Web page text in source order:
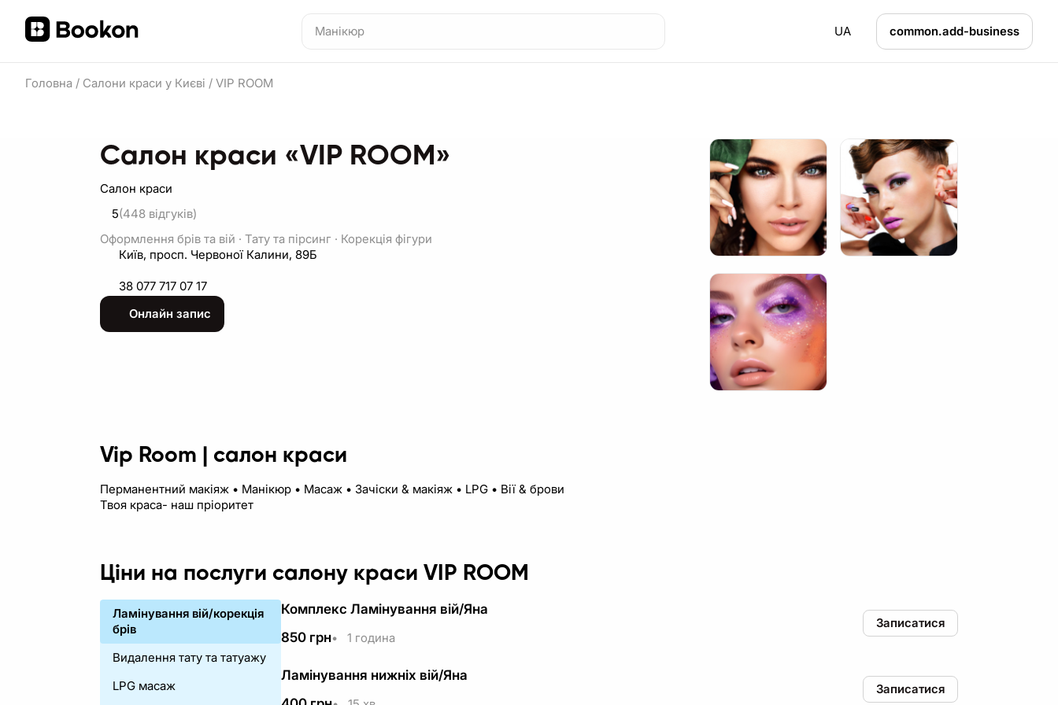
UA common.add-business
Головна / Салони краси у Києві / VIP ROOM
Салон краси «VIP ROOM»
Салон краси
5(448 відгуків)
Оформлення брів та вій · Тату та пірсинг · Корекція фігури
Київ, просп. Червоної Калини, 89Б
38 077 717 07 17
Онлайн запис
Vip Room | салон краси
Перманентний макіяж • Манікюр • Масаж • Зачіски & макіяж • LPG • Вії & брови
Твоя краса- наш пріоритет
Ціни на послуги салону краси VIP ROOM
Ламінування вій/корекція
брів
Видалення тату та татуажу
LPG масаж
Комплекс Ламінування вій/Яна
850 грн• 1 година
Записатися
Ламінування нижніх вій/Яна
Записатися